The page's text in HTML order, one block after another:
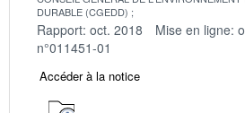
DURABLE (CGEDD)
Rapport: oct. 2018 Mise en ligne:
n°011451-01
Accéder à la notice